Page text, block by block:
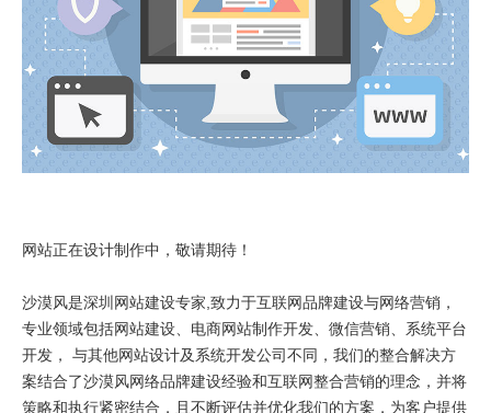
网站正在设计制作中，敬请期待！
沙漠风是深圳网站建设专家 ,致力于互联网品牌建设与网络营销，
专业领域包括网站建设、电商网站制作开发、微信营销、系统平台
开发， 与其他网站设计及系统开发公司不同，我们的整合解决方
案结合了沙漠风网络品牌建设经验和互联网整合营销的理念，并将
策略和执行紧密结合，且不断评估并优化我们的方案，为客户提供